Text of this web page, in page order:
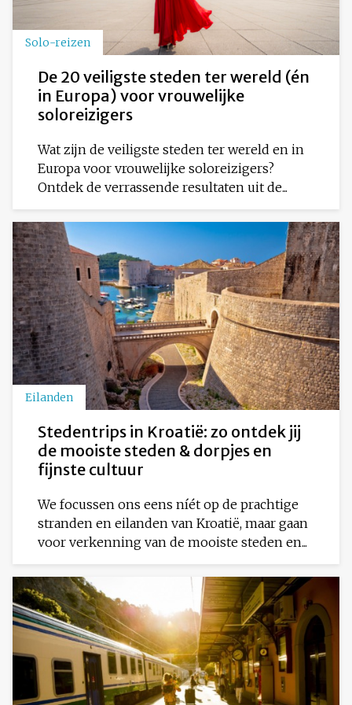
Solo-reizen
De 20 veiligste steden ter wereld (én
in Europa) voor vrouwelijke
soloreizigers
Wat zijn de veiligste steden ter wereld en in
Europa voor vrouwelijke soloreizigers?
Ontdek de verrassende resultaten uit de...
Eilanden
Stedentrips in Kroatië: zo ontdek jij
de mooiste steden & dorpjes en
fijnste cultuur
We focussen ons eens níét op de prachtige
stranden en eilanden van Kroatië, maar gaan
voor verkenning van de mooiste steden en...